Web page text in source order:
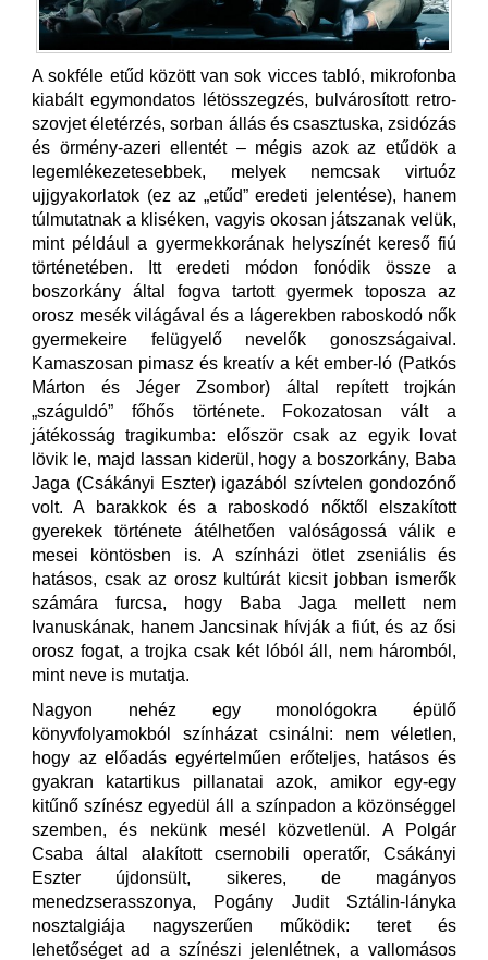
A sokféle etűd között van sok vicces tabló, mikrofonba
kiabált egymondatos létösszegzés, bulvárosított retro-
szovjet életérzés, sorban állás és csasztuska, zsidózás
és örmény-azeri ellentét – mégis azok az etűdök a
legemlékezetesebbek, melyek nemcsak virtuóz
ujjgyakorlatok (ez az „etűd” eredeti jelentése), hanem
túlmutatnak a kliséken, vagyis okosan játszanak velük,
mint például a gyermekkorának helyszínét kereső fiú
történetében. Itt eredeti módon fonódik össze a
boszorkány által fogva tartott gyermek toposza az
orosz mesék világával és a lágerekben raboskodó nők
gyermekeire felügyelő nevelők gonoszságaival.
Kamaszosan pimasz és kreatív a két ember-ló (Patkós
Márton és Jéger Zsombor) által repített trojkán
„száguldó” főhős története. Fokozatosan vált a
játékosság tragikumba: először csak az egyik lovat
lövik le, majd lassan kiderül, hogy a boszorkány, Baba
Jaga (Csákányi Eszter) igazából szívtelen gondozónő
volt. A barakkok és a raboskodó nőktől elszakított
gyerekek története átélhetően valóságossá válik e
mesei köntösben is. A színházi ötlet zseniális és
hatásos, csak az orosz kultúrát kicsit jobban ismerők
számára furcsa, hogy Baba Jaga mellett nem
Ivanuskának, hanem Jancsinak hívják a fiút, és az ősi
orosz fogat, a trojka csak két lóból áll, nem háromból,
mint neve is mutatja.
Nagyon nehéz egy monológokra épülő
könyvfolyamokból színházat csinálni: nem véletlen,
hogy az előadás egyértelműen erőteljes, hatásos és
gyakran katartikus pillanatai azok, amikor egy-egy
kitűnő színész egyedül áll a színpadon a közönséggel
szemben, és nekünk mesél közvetlenül. A Polgár
Csaba által alakított csernobili operatőr, Csákányi
Eszter újdonsült, sikeres, de magányos
menedzserasszonya, Pogány Judit Sztálin-lányka
nosztalgiája nagyszerűen működik: teret és
lehetőséget ad a színészi jelenlétnek, a vallomásos